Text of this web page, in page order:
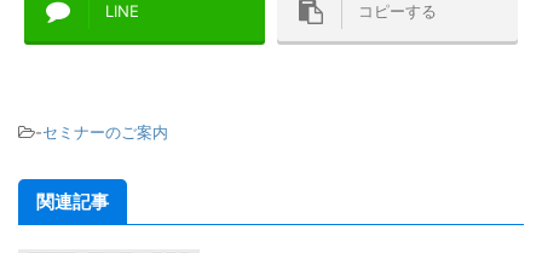
LINE コピーする
-セミナーのご案内
関連記事